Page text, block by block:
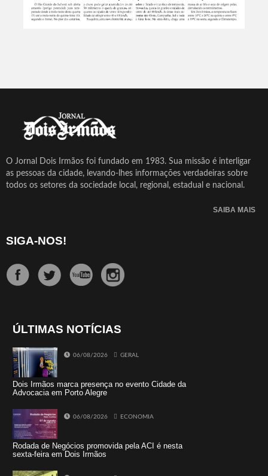
O Jornal Dois Irmãos foi fundado em 1983. Sua missão é interligar
as pessoas da cidade, levando-lhes informações verdadeiras sobre
todos os setores da sociedade local, regional, estadual e nacional.
SAIBA MAIS
SIGA-NOS!
ÚLTIMAS NOTÍCIAS
06/08/2026 GERAL
Dois Irmãos marca presença no evento Cidade da
Advocacia em Porto Alegre
06/08/2026 ECONOMIA
Rodada de Negócios promovida pela ACI é nesta
sexta-feira em Dois Irmãos